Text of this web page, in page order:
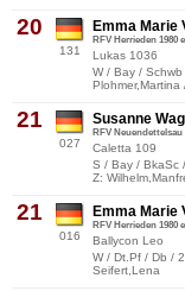
20
131
Emma Marie
RFV Herrieden 1980
Lukas 1036
W / Bay /
Plohmer,Martina
21
027
Susanne
RFV Neuendettelsau
Caletta 109
S / Bay / BkaSc
Z:
21
016
Emma Marie
RFV Herrieden 1980
Ballycon Leo
W / Dt.Pf / Db /
Seifert,Lena